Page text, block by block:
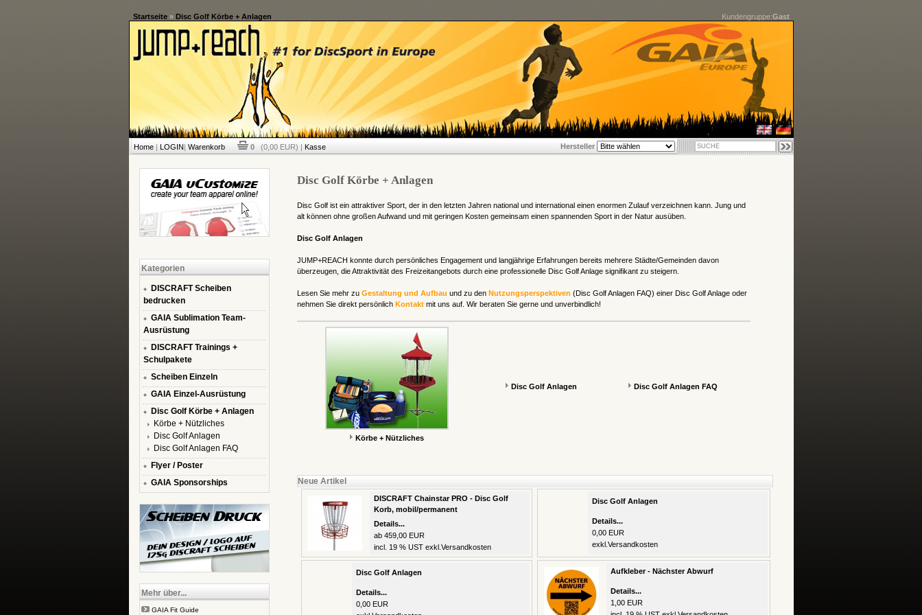
Startseite» Disc Golf Körbe + Anlagen Kundengruppe:Gast
Home| LOGIN| Warenkorb 0 (0,00 EUR) | Kasse Hersteller
Kategorien
DISCRAFT Scheiben
bedrucken
GAIA Sublimation Team-
Ausrüstung
DISCRAFT Trainings +
Schulpakete
Scheiben Einzeln
GAIA Einzel-Ausrüstung
Disc Golf Körbe + Anlagen
Körbe + Nützliches
Disc Golf Anlagen
Disc Golf Anlagen FAQ
Flyer / Poster
GAIA Sponsorships
Mehr über...
GAIA Fit Guide
Disc Golf Körbe + Anlagen
Disc Golf ist ein attraktiver Sport, der in den letzten Jahren national und international einen enormen Zulauf verzeichnen kann. Jung und
alt können ohne großen Aufwand und mit geringen Kosten gemeinsam einen spannenden Sport in der Natur ausüben.
Disc Golf Anlagen
JUMP+REACH konnte durch persönliches Engagement und langjährige Erfahrungen bereits mehrere Städte/Gemeinden davon
überzeugen, die Attraktivität des Freizeitangebots durch eine professionelle Disc Golf Anlage signifikant zu steigern.
Lesen Sie mehr zu Gestaltung und Aufbau und zu den Nutzungsperspektiven (Disc Golf Anlagen FAQ) einer Disc Golf Anlage oder
nehmen Sie direkt persönlich Kontaktmit uns auf. Wir beraten Sie gerne und unverbindlich!
Körbe + Nützliches
Disc Golf Anlagen Disc Golf Anlagen FAQ
Neue Artikel
DISCRAFT Chainstar PRO - Disc Golf
Korb, mobil/permanent
Details...
ab 459,00 EUR
incl. 19 % UST exkl. Versandkosten
Disc Golf Anlagen
Details...
0,00 EUR
exkl. Versandkosten
Disc Golf Anlagen
Details...
0,00 EUR
Aufkleber - Nächster Abwurf
Details...
1,00 EUR